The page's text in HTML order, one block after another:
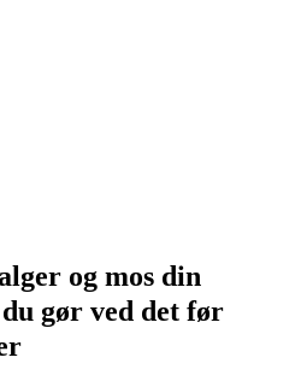
og mos din
gør ved det før